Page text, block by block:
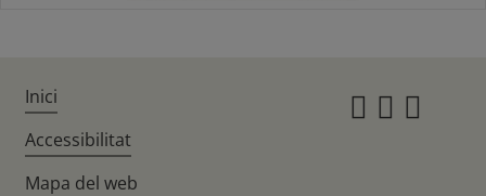
Inici
Accessibilitat
Mapa del web